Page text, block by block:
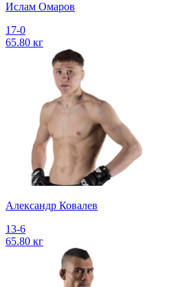
Ислам Омаров
17-0
65.80 кг
Александр Ковалев
13-6
65.80 кг